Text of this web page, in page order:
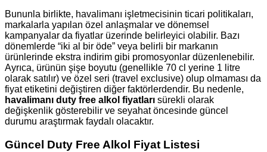
Bununla birlikte, havalimanı işletmecisinin ticari politikaları,
markalarla yapılan özel anlaşmalar ve dönemsel
kampanyalar da fiyatlar üzerinde belirleyici olabilir. Bazı
dönemlerde “iki al bir öde” veya belirli bir markanın
ürünlerinde ekstra indirim gibi promosyonlar düzenlenebilir.
Ayrıca, ürünün şişe boyutu (genellikle 70 cl yerine 1 litre
olarak satılır) ve özel seri (travel exclusive) olup olmaması da
fiyat etiketini değiştiren diğer faktörlerdendir. Bu nedenle,
havalimanı duty free alkol fiyatları sürekli olarak
değişkenlik gösterebilir ve seyahat öncesinde güncel
durumu araştırmak faydalı olacaktır.
Güncel Duty Free Alkol Fiyat Listesi